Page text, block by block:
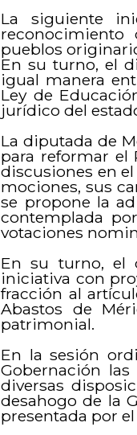
La siguiente
pueblos
En su turno, el
igual manera
Ley de
jurídico del
La diputada de
para reformar el
discusiones en
mociones, sus
se propone la
contemplada
votaciones
En su turno, el
iniciativa con
fracción al
Abastos de
patrimonial.
En la sesión
Gobernación
diversas
desahogo de la
presentada por